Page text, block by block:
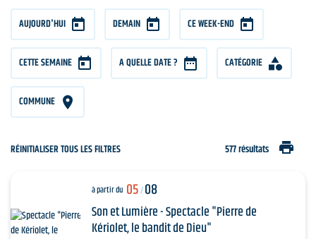
AUJOURD'HUI DEMAIN CE WEEK-END
CETTE SEMAINE A QUELLE DATE ? CATÉGORIE
COMMUNE
RÉINITIALISER TOUS LES FILTRES 577 résultats print
à partir du 05/08
Son et Lumière - Spectacle "Pierre de
Kériolet, le bandit de Dieu"